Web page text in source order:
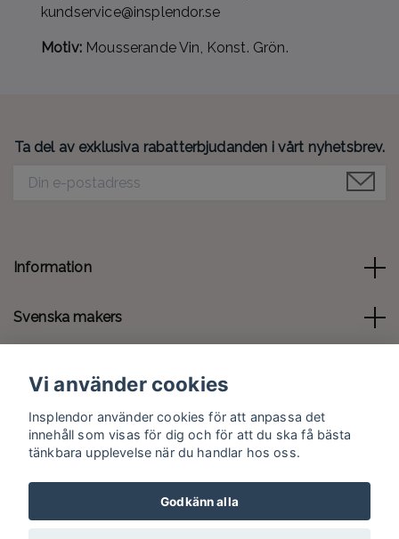
kundservice@insplendor.se
Motiv:Mousserande Vin, Konst. Grön.
Ta del av exklusiva rabatterbjudanden i vårt nyhetsbrev.
Information
Svenska makers
Sociala medier
Vi använder cookies
Insplendor använder cookies för att anpassa det
innehåll som visas för dig och för att du ska få bästa
tänkbara upplevelse när du handlar hos oss.
Godkänn alla